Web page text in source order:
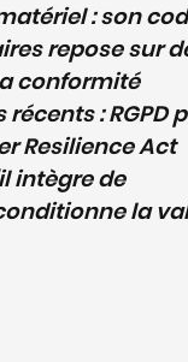
: son
repose sur
conformité
: RGPD
Resilience Act
intègre de
la